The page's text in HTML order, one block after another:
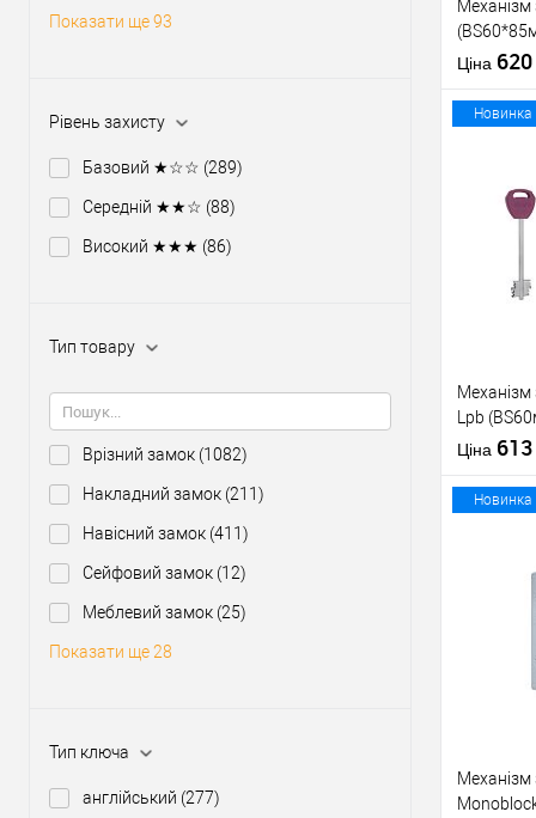
Показати ще 93
Рівень захисту
Базовий ★☆☆ (289)
Середній ★★☆ (88)
Високий ★★★ (86)
Тип товару
Врізний замок (1082)
Накладний замок (211)
Навісний замок (411)
Сейфовий замок (12)
Меблевий замок (25)
Показати ще 28
Тип ключа
англійський (277)
Механізм
тех
Ціна 620
У
Матеріал
Країна
Міжосьова
Новинка
Механізм
Lpb
ключів
Ціна 613
У
Новинка
Механізм